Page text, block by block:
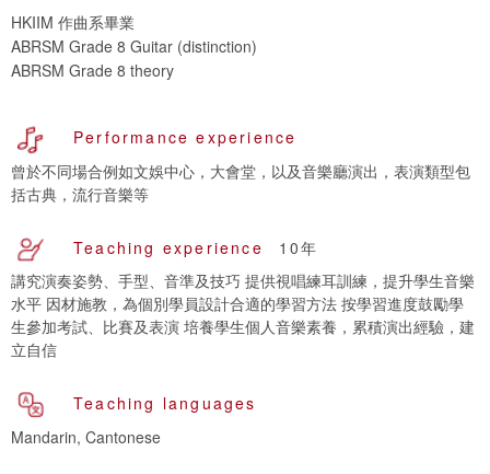
HKIIM 作曲系畢業
ABRSM Grade 8 Guitar (distinction)
ABRSM Grade 8 theory
Performance experience
曾於不同場合例如文娛中心，大會堂，以及音樂廳演出，表演類型包
括古典，流行音樂等
Teaching experience
10年
講究演奏姿勢、手型、音準及技巧 提供視唱練耳訓練，提升學生音樂
水平 因材施教，為個別學員設計合適的學習方法 按學習進度鼓勵學
生參加考試、比賽及表演 培養學生個人音樂素養，累積演出經驗，建
立自信
Teaching languages
Mandarin, Cantonese